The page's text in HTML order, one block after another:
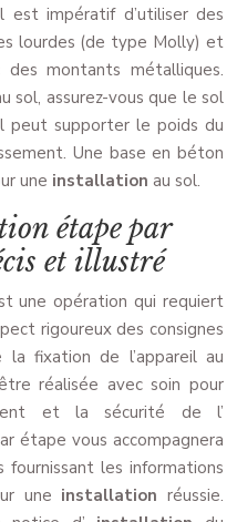
impératif d’utiliser des
lourdes (de type Molly) et
montants métalliques.
sol, assurez-vous que le sol
peut supporter le poids du
Une base en béton
une installation au sol.
étape par
et illustré
une opération qui requiert
rigoureux des consignes
fixation de l’appareil au
réalisée avec soin pour
et la sécurité de l’
étape vous accompagnera
les informations
une installationréussie.